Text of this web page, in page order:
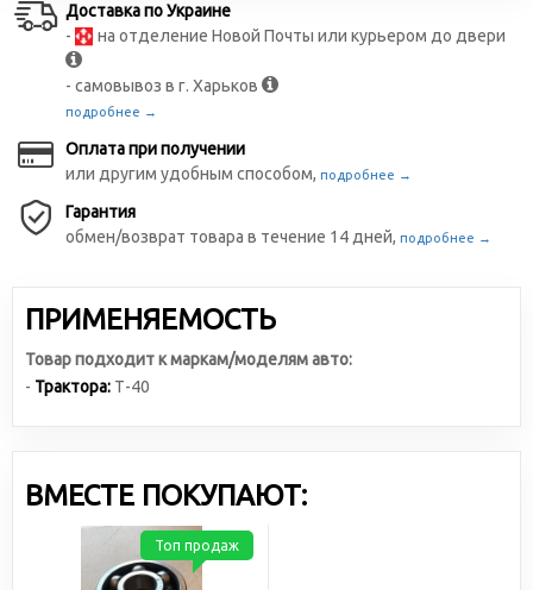
Доставка по Украине
-
на отделение Новой Почты или курьером до двери
- самовывоз в г. Харьков
подробнее →
Оплата при получении
или другим удобным способом, подробнее →
Гарантия
обмен/возврат товара в течение 14 дней, подробнее →
ПРИМЕНЯЕМОСТЬ
Товар подходит к маркам/моделям авто:
- Трактора: Т-40
ВМЕСТЕ ПОКУПАЮТ:
Топ продаж